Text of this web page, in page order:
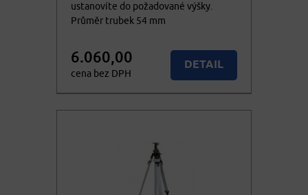
ustanovíte do požadované výšky.
Průměr trubek 54 mm
6.060,00
cena bez DPH
DETAIL
KOUPIT